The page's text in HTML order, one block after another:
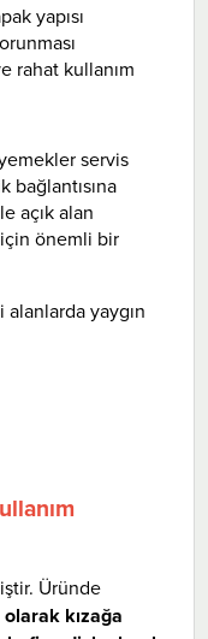
yapısı
rahat kullanım
servis
bağlantısına
açık alan
önemli bir
yaygın
Üründe
kızağa